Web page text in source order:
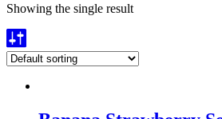
Showing the single result